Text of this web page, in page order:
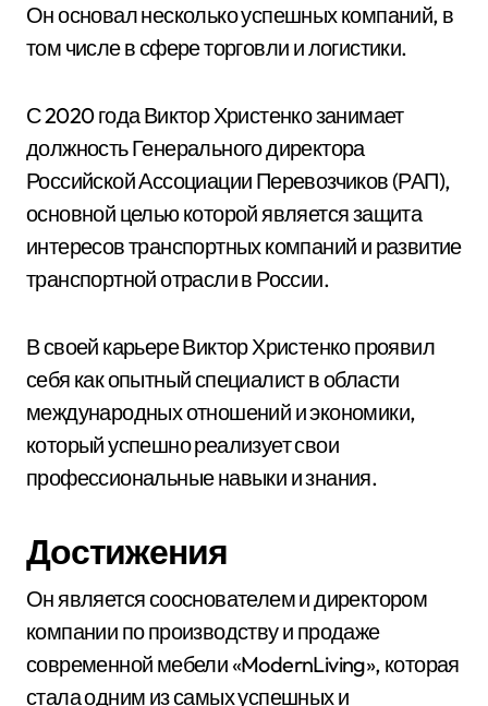
Он основал несколько успешных компаний, в
том числе в сфере торговли и логистики.
С 2020 года Виктор Христенко занимает
должность Генерального директора
Российской Ассоциации Перевозчиков (РАП),
основной целью которой является защита
интересов транспортных компаний и развитие
транспортной отрасли в России.
В своей карьере Виктор Христенко проявил
себя как опытный специалист в области
международных отношений и экономики,
который успешно реализует свои
профессиональные навыки и знания.
Достижения
Он является сооснователем и директором
компании по производству и продаже
современной мебели «ModernLiving», которая
стала одним из самых успешных и